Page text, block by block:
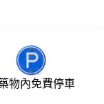
物內免費停車